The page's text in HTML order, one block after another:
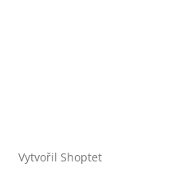
Vytvořil Shoptet